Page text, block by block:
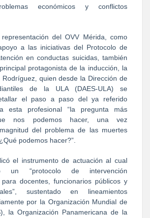
económicos y conflictos
del OVV Mérida, como
a las iniciativas del Protocolo de
en conductas suicidas, también
protagonista de la inducción, la
Rodríguez, quien desde la Dirección de
de la ULA (DAES-ULA) se
el paso a paso del ya referido
esta profesional “la pregunta más
nos podemos hacer, una vez
del problema de las muertes
podemos hacer?”.
el instrumento de actuación al cual
un “protocolo de intervención
para docentes, funcionarios públicos y
sustentado en lineamientos
por la Organización Mundial de
la Organización Panamericana de la